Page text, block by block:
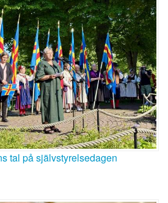
tal på självstyrelsedagen